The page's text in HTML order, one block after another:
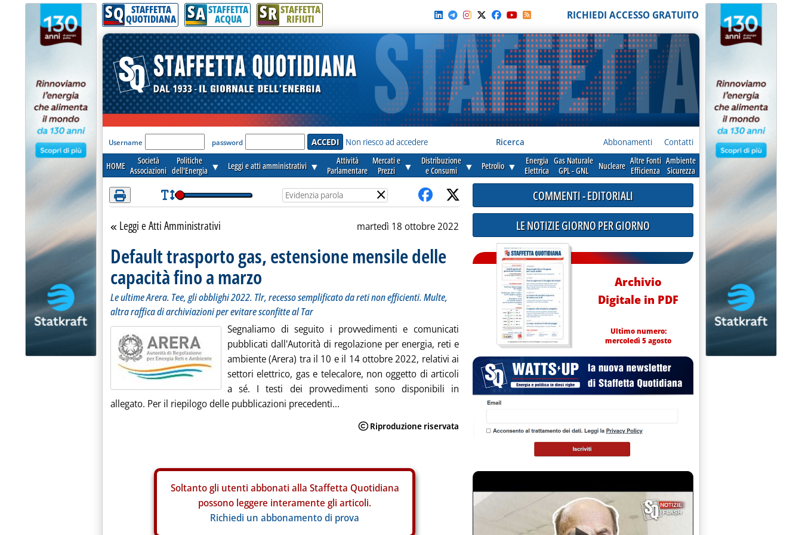
Attenzione! Esegui l'accesso per lèggere interamente la notizia.
SQ STAFFETTA
QUOTIDIANA SA STAFFETTA
ACQUA SR STAFFETTA
RIFIUTI RICHIEDI ACCESSO GRATUITO
'Modulo Login per accedere'
Username password Non riesco ad accedere Ricerca Abbonamenti Contatti
HOME
Società
Associazioni
Politiche
dell'Energia ▼ Leggi e atti amministrativi ▼
Attività
Parlamentare
Mercati e
Prezzi
▼
Distribuzione
e Consumi
▼ Petrolio ▼
Energia
Elettrica
Gas Naturale
GPL - GNL
Nucleare Altre Fonti
Efficienza
Ambiente
Sicurezza
×
Torna alla sezione
Leggi e Atti Amministrativi martedì 18 ottobre 2022
Default trasporto gas, estensione mensile delle
capacità fino a marzo
Le ultime Arera. Tee, gli obblighi 2022. Tlr, recesso semplificato da reti non efficienti. Multe,
altra raffica di archiviazioni per evitare sconfitte al Tar
Segnaliamo di seguito i provvedimenti e comunicati
pubblicati dall'Autorità di regolazione per energia, reti e
ambiente (Arera) tra il 10 e il 14 ottobre 2022, relativi ai
settori elettrico, gas e telecalore, non oggetto di articoli
a sé. I testi dei provvedimenti sono disponibili in
allegato. Per il riepilogo delle pubblicazioni precedenti...
Soltanto gli utenti abbonati alla Staffetta Quotidiana
possono leggere interamente gli articoli.
Richiedi un abbonamento di prova
COMMENTI - EDITORIALI
LE NOTIZIE GIORNO PER GIORNO
Archivio
Digitale in PDF
Ultimo numero:
mercoledì 5 agosto